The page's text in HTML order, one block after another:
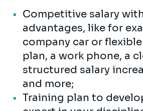
Competitive salary
advantages, like for
company car or
plan, a work phone, a
structured salary
and more;
Training plan to